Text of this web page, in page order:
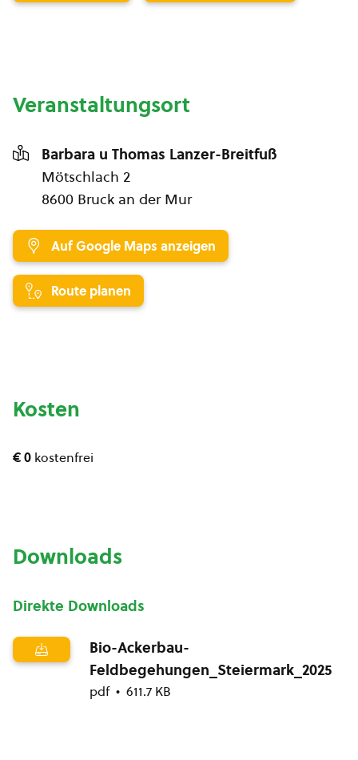
Veranstaltungsort
Barbara u Thomas Lanzer-Breitfuß
Mötschlach 2
8600 Bruck an der Mur
Auf Google Maps anzeigen
Route planen
Kosten
€ 0 kostenfrei
Downloads
Direkte Downloads
Bio-Ackerbau-
Feldbegehungen_Steiermark_2025
pdf 611.7 KB